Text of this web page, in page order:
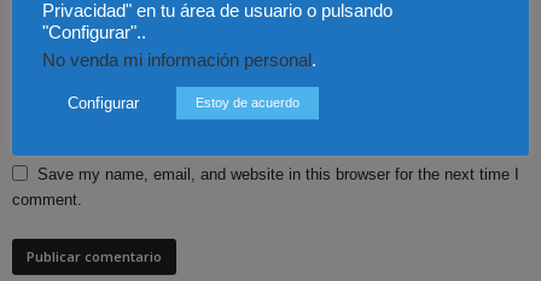
Save my name, email, and website in this browser for the next time I
comment.
Privacidad" en tu área de usuario o pulsando
"Configurar"..
No venda mi información personal .
Configurar Estoy de acuerdo